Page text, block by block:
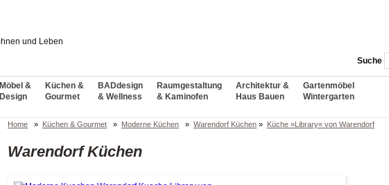
Suche
Möbel &
Design
Küchen &
Gourmet
BADdesign
& Wellness
Raumgestaltung
& Kaminofen
Architektur &
Haus Bauen
Gartenmöbel
Wintergarten
Home » Küchen & Gourmet » Moderne Küchen » Warendorf Küchen » Küche »Library« von Warendorf
Warendorf Küchen